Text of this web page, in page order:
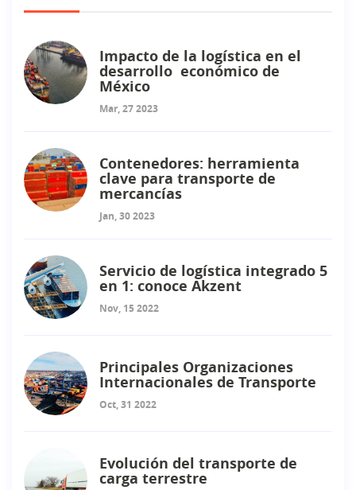
Impacto de la logística en el
desarrollo económico de
México
Mar, 27 2023
Contenedores: herramienta
clave para transporte de
mercancías
Jan, 30 2023
Servicio de logística integrado 5
en 1: conoce Akzent
Nov, 15 2022
Principales Organizaciones
Internacionales de Transporte
Oct, 31 2022
Evolución del transporte de
carga terrestre